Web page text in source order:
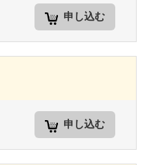
申し込む
申し込む